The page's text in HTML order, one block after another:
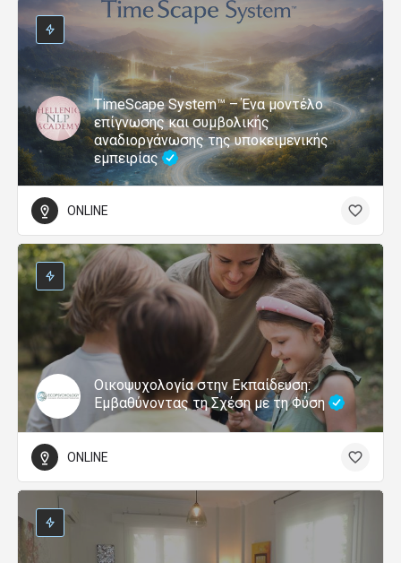
TimeScape System™ – Ένα μοντέλο
επίγνωσης και συμβολικής
αναδιοργάνωσης της υποκειμενικής
εμπειρίας
ONLINE
Οικοψυχολογία στην Εκπαίδευση:
Εμβαθύνοντας τη Σχέση με τη Φύση
ONLINE